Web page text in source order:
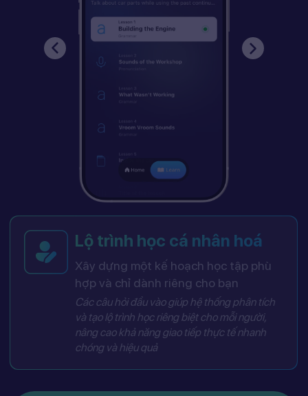
Lộ trình học cá nhân hoá
Xây dựng một kế hoạch học tập phù
hợp và chỉ dành riêng cho bạn
Các câu hỏi đầu vào giúp hệ thống phân tích
và tạo lộ trình học riêng biệt cho mỗi người,
nâng cao khả năng giao tiếp thực tế nhanh
chóng và hiệu quả